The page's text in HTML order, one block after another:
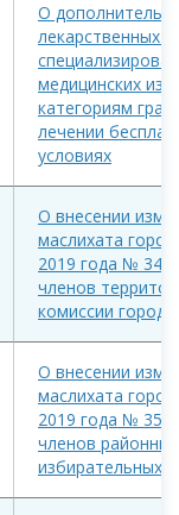
О
лекарственных
медицинских
категориям
лечении
условиях
О внесении
маслихата
2019 года №
членов
комиссии
О внесении
маслихата
2019 года №
членов
избирательных